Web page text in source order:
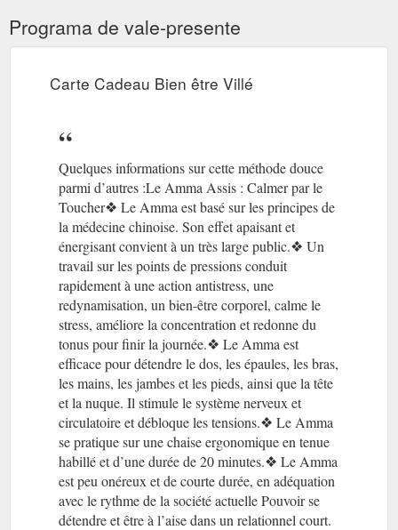
Programa de vale-presente
Carte Cadeau Bien être Villé
Quelques informations sur cette méthode douce
parmi d’autres :Le Amma Assis : Calmer par le
Toucher❖ Le Amma est basé sur les principes de
la médecine chinoise. Son effet apaisant et
énergisant convient à un très large public.❖ Un
travail sur les points de pressions conduit
rapidement à une action antistress, une
redynamisation, un bien-être corporel, calme le
stress, améliore la concentration et redonne du
tonus pour finir la journée.❖ Le Amma est
efficace pour détendre le dos, les épaules, les bras,
les mains, les jambes et les pieds, ainsi que la tête
et la nuque. Il stimule le système nerveux et
circulatoire et débloque les tensions.❖ Le Amma
se pratique sur une chaise ergonomique en tenue
habillé et d’une durée de 20 minutes.❖ Le Amma
est peu onéreux et de courte durée, en adéquation
avec le rythme de la société actuelle Pouvoir se
détendre et être à l’aise dans un relationnel court.